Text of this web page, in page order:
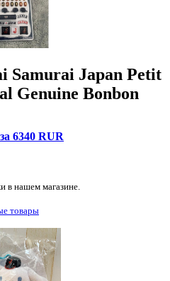
Samurai Japan Petit
Genuine Bonbon
6340 RUR
в нашем магазине.
товары